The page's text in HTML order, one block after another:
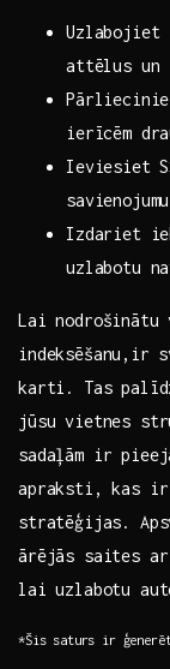
Uzlabojiet
attēlus​ un
ierīcēm
Ieviesiet
Izdariet
uzlabotu
Lai nodrošinātu
indeksēšanu,ir⁣
karti. Tas
jūsu​ vietnes
sadaļām ir
apraksti, kas ir
stratēģijas.
ārējās saites
lai uzlabotu‍
*Šis saturs ir